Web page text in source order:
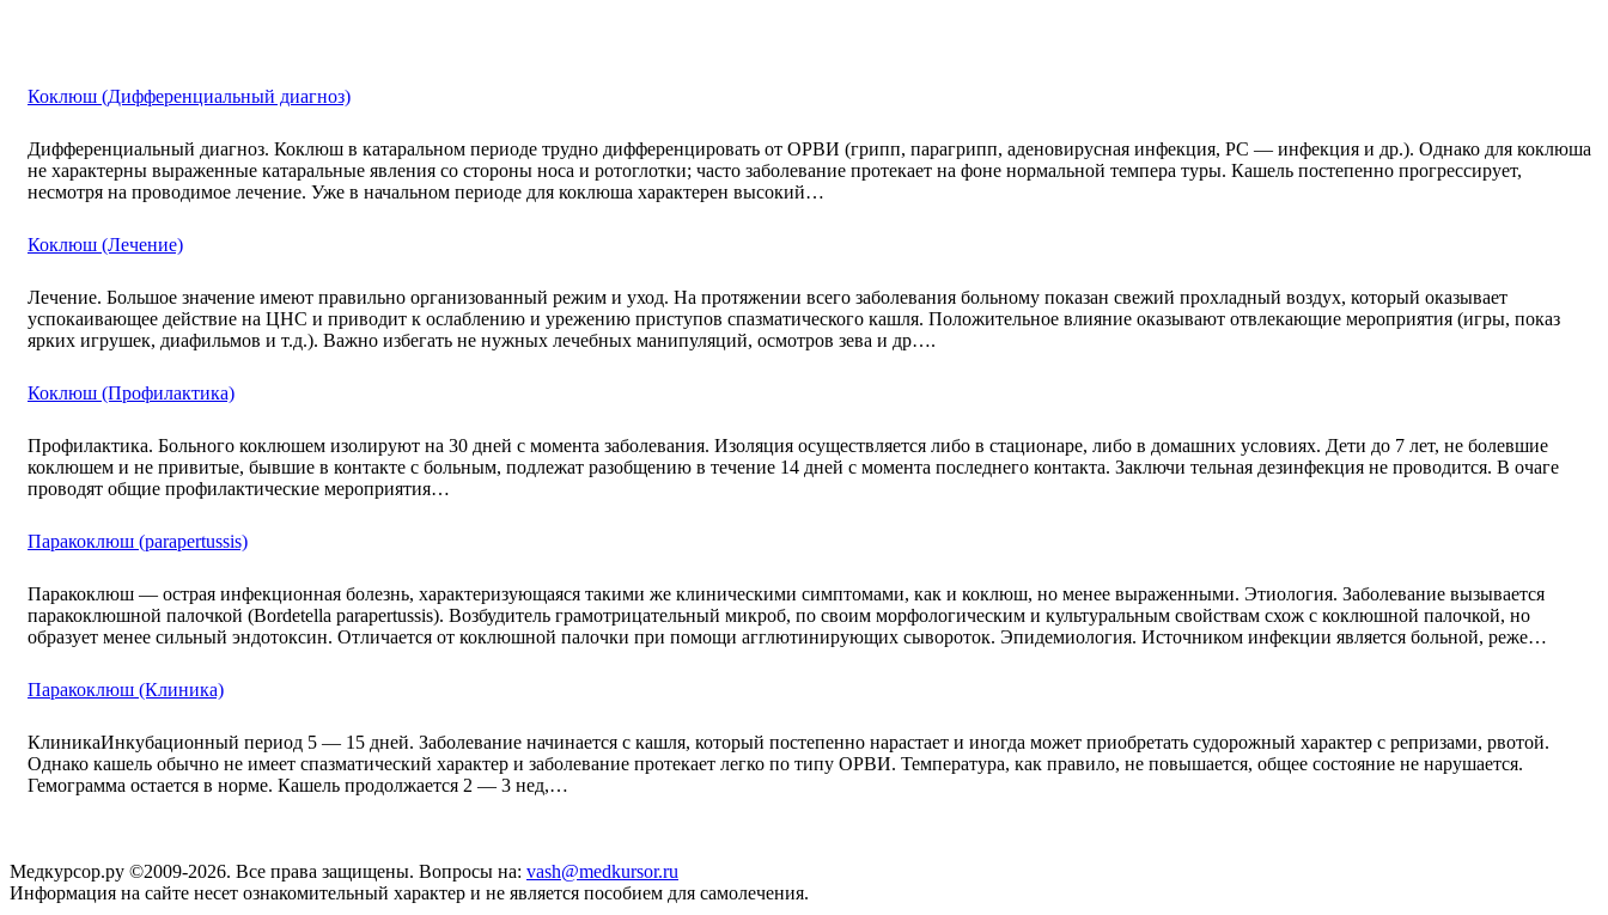
Коклюш (Дифференциальный диагноз)
Дифференциальный диагноз. Коклюш в катаральном периоде трудно дифференцировать от ОРВИ (грипп, парагрипп, аденовирусная инфекция, PC — инфекция и др.). Однако для коклюша
не характерны выраженные катаральные явления со стороны носа и ротоглотки; часто заболевание протекает на фоне нормальной темпера туры. Кашель постепенно прогрессирует,
несмотря на проводимое лечение. Уже в начальном периоде для коклюша характерен высокий…
Коклюш (Лечение)
Лечение. Большое значение имеют правильно организованный режим и уход. На протяжении всего заболевания больному показан свежий прохладный воздух, который оказывает
успокаивающее действие на ЦНС и приводит к ослаблению и урежению приступов спазматического кашля. Положительное влияние оказывают отвлекающие мероприятия (игры, показ
ярких игрушек, диафильмов и т.д.). Важно избегать не нужных лечебных манипуляций, осмотров зева и др….
Коклюш (Профилактика)
Профилактика. Больного коклюшем изолируют на 30 дней с момента заболевания. Изоляция осуществляется либо в стационаре, либо в домашних условиях. Дети до 7 лет, не болевшие
коклюшем и не привитые, бывшие в контакте с больным, подлежат разобщению в течение 14 дней с момента последнего контакта. Заключи тельная дезинфекция не проводится. В очаге
проводят общие профилактические мероприятия…
Паракоклюш (parapertussis)
Паракоклюш — острая инфекционная болезнь, характеризующаяся такими же клиническими симптомами, как и коклюш, но менее выраженными. Этиология. Заболевание вызывается
паракоклюшной палочкой (Bordetella parapertussis). Возбудитель грамотрицательный микроб, по своим морфологическим и культуральным свойствам схож с коклюшной палочкой, но
образует менее сильный эндотоксин. Отличается от коклюшной палочки при помощи агглютинирующих сывороток. Эпидемиология. Источником инфекции является больной, реже…
Паракоклюш (Клиника)
КлиникаИнкубационный период 5 — 15 дней. Заболевание начинается с кашля, который постепенно нарастает и иногда может приобретать судорожный характер с репризами, рвотой.
Однако кашель обычно не имеет спазматический характер и заболевание протекает легко по типу ОРВИ. Температура, как правило, не повышается, общее состояние не нарушается.
Гемограмма остается в норме. Кашель продолжается 2 — 3 нед,…
Медкурсор.ру ©2009-2026. Все права защищены. Вопросы на: vash@medkursor.ru
Информация на сайте несет ознакомительный характер и не является пособием для самолечения.